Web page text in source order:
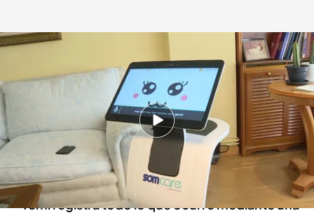
Así es Temi, el robot de asistencia domiciliaria Chema Martínez
Redacción digital Noticias Cuatro
13 JUN 2024 - 21:29h.
Si José lleva tiempo sin responder avisa a
emergencias o a su hijo Álvaro a través de una
videollamada
Temi registra todo lo que ocurre mediante una